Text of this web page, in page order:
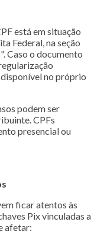
está em situação
Federal, na seção
Caso o documento
no próprio
podem ser
CPFs
presencial ou
ficar atentos às
Pix vinculadas a
afetar: